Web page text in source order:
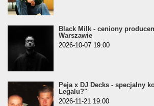
Black Milk - ceniony
Warszawie
2026-10-07 19:00
Peja x DJ Decks - specjalny
Legalu?"
2026-11-21 19:00